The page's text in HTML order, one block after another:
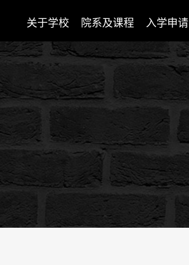
关于学校 院系及课程 入学申请